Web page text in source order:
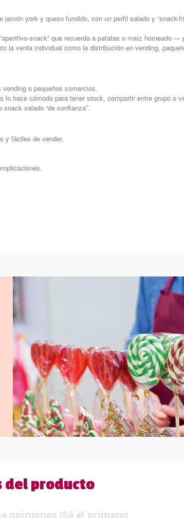
york y queso fundido, con un perfil salado y “snack-
snack” que recuerda a patatas o maíz horneado
la venta individual como la distribución en vending,
o pequeños comercios.
hace cómodo para tener stock, compartir entre grupo o
salado “de confianza”.
y fáciles de vender.
del producto
opiniones ¡Sé el primero!